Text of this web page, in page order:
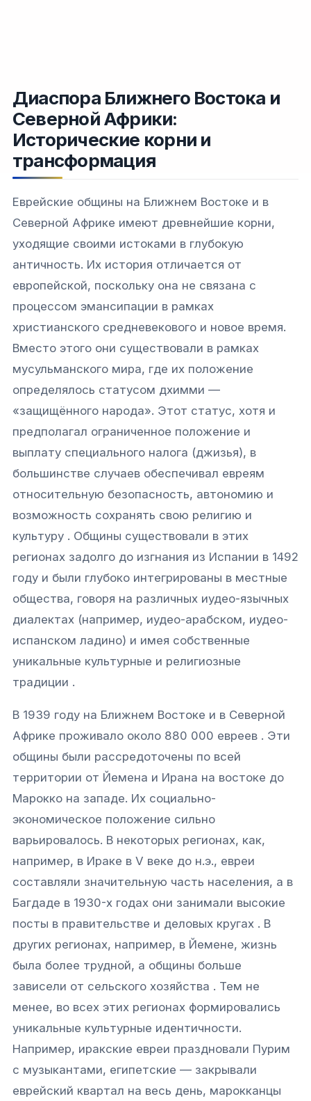
Диаспора Ближнего Востока и
Северной Африки:
Исторические корни и
трансформация
Еврейские общины на Ближнем Востоке и в
Северной Африке имеют древнейшие корни,
уходящие своими истоками в глубокую
античность. Их история отличается от
европейской, поскольку она не связана с
процессом эмансипации в рамках
христианского средневекового и новое время.
Вместо этого они существовали в рамках
мусульманского мира, где их положение
определялось статусом дхимми —
«защищённого народа». Этот статус, хотя и
предполагал ограниченное положение и
выплату специального налога (джизья), в
большинстве случаев обеспечивал евреям
относительную безопасность, автономию и
возможность сохранять свою религию и
культуру . Общины существовали в этих
регионах задолго до изгнания из Испании в 1492
году и были глубоко интегрированы в местные
общества, говоря на различных иудео-язычных
диалектах (например, иудео-арабском, иудео-
испанском ладино) и имея собственные
уникальные культурные и религиозные
традиции .
В 1939 году на Ближнем Востоке и в Северной
Африке проживало около 880 000 евреев . Эти
общины были рассредоточены по всей
территории от Йемена и Ирана на востоке до
Марокко на западе. Их социально-
экономическое положение сильно
варьировалось. В некоторых регионах, как,
например, в Ираке в V веке до н.э., евреи
составляли значительную часть населения, а в
Багдаде в 1930-х годах они занимали высокие
посты в правительстве и деловых кругах . В
других регионах, например, в Йемене, жизнь
была более трудной, а общины больше
зависели от сельского хозяйства . Тем не
менее, во всех этих регионах формировались
уникальные культурные идентичности.
Например, иракские евреи праздновали Пурим
с музыкантами, египетские — закрывали
еврейский квартал на весь день, марокканцы